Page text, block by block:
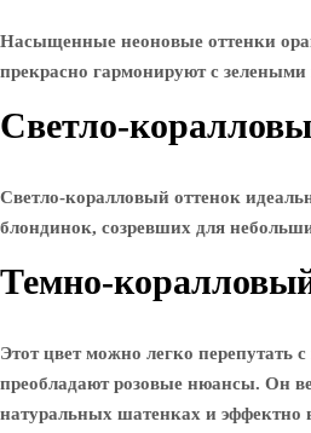
Насыщенные неоновые оттенки
прекрасно гармонируют с
Светло-
Светло-коралловый оттенок
блондинок, созревших для
Темно-
Этот цвет можно легко перепутать
преобладают розовые нюансы. Он
натуральных шатенках и эффектно